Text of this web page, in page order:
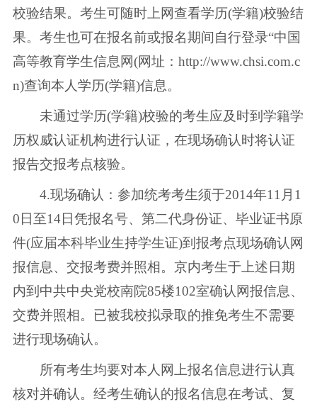
校验结果。考生可随时上网查看学历(学籍)校验结
果。考生也可在报名前或报名期间自行登录“中国
高等教育学生信息网(网址：http://www.chsi.com.c
n)查询本人学历(学籍)信息。
未通过学历(学籍)校验的考生应及时到学籍学
历权威认证机构进行认证，在现场确认时将认证
报告交报考点核验。
4.现场确认：参加统考考生须于2014年11月1
0日至14日凭报名号、第二代身份证、毕业证书原
件(应届本科毕业生持学生证)到报考点现场确认网
报信息、交报考费并照相。京内考生于上述日期
内到中共中央党校南院85楼102室确认网报信息、
交费并照相。已被我校拟录取的推免考生不需要
进行现场确认。
所有考生均要对本人网上报名信息进行认真
核对并确认。经考生确认的报名信息在考试、复